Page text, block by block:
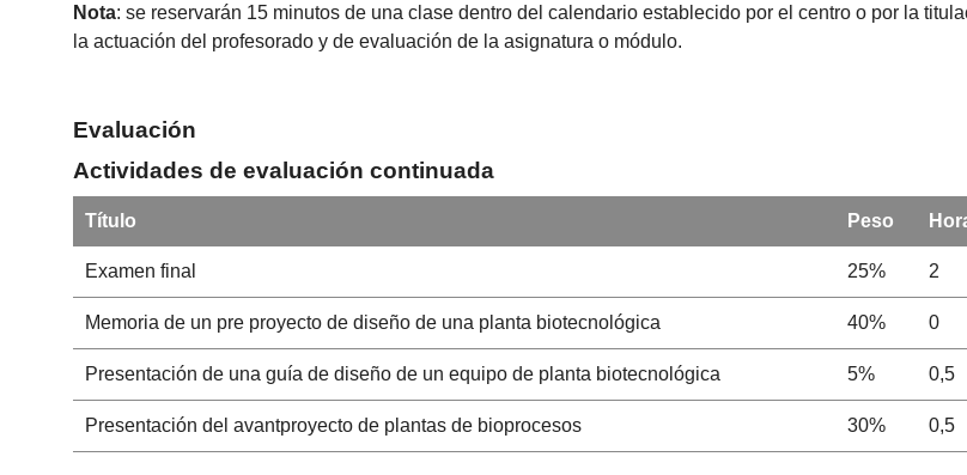
Nota: se reservarán 15 minutos de una clase dentro del calendario establecido por el centro o por la
la actuación del profesorado y de evaluación de la asignatura o módulo.
Evaluación
Actividades de evaluación continuada
Título Peso
Examen final 25% 2
Memoria de un pre proyecto de diseño de una planta biotecnológica 40% 0
Presentación de una guía de diseño de un equipo de planta biotecnológica 5% 0,5
Presentación del avantproyecto de plantas de bioprocesos 30% 0,5